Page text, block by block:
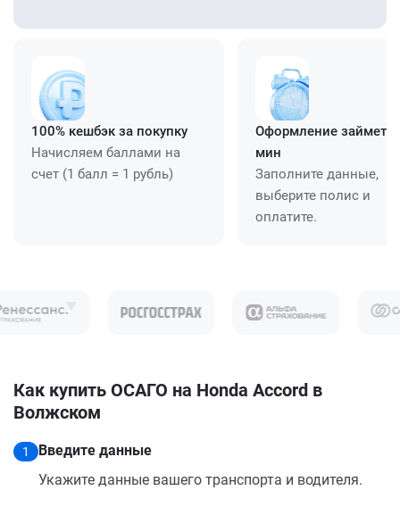
100% кешбэк за покупку
Начисляем баллами на
счет (1 балл = 1 рубль)
Оформление займет
мин
Заполните данные,
выберите полис и
оплатите.
Как купить ОСАГО на Honda Accord в
Волжском
1
Введите данные
Укажите данные вашего транспорта и водителя.